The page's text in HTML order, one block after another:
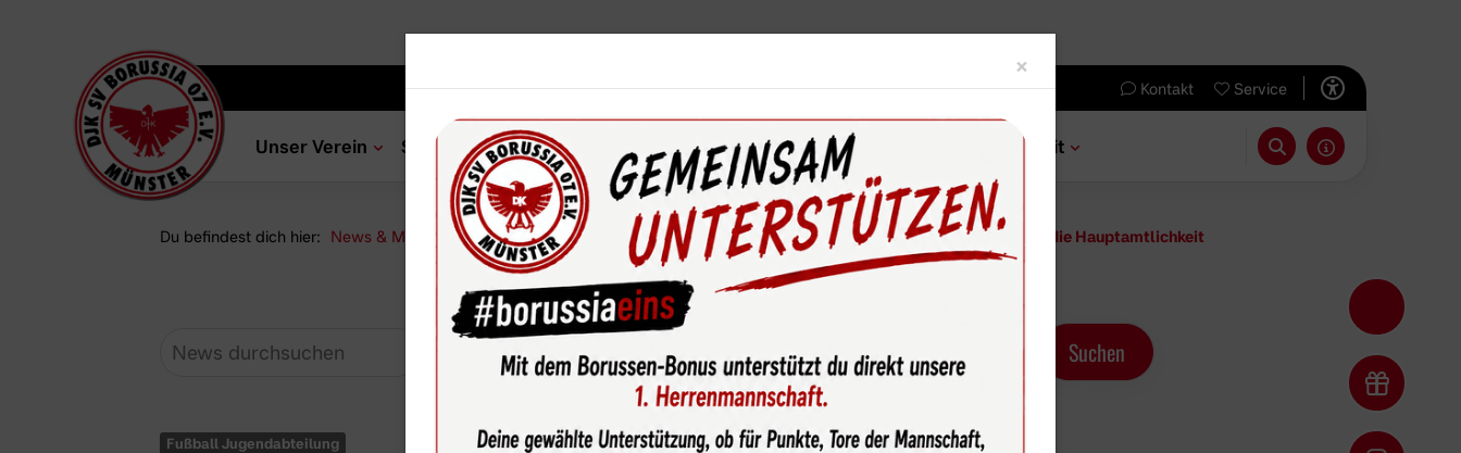
Kontakt Service
Unser Verein Sportangebot News & Media Service Sponsoren Fun & Freizeit
Du befindest dich hier: News & Media Newsroom Richtungsweisender Schritt für den Verein: Jochen Klosa geht in die Hauptamtlichkeit
Fußball Jugendabteilung
× Close